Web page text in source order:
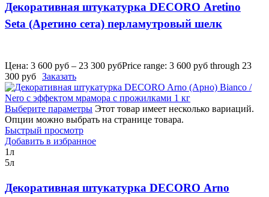
Декоративная штукатурка DECORO Aretino
Seta (Аретино сета) перламутровый шелк
Цена: 3 600 руб – 23 300 рубPrice range: 3 600 руб through 23
300 руб Заказать
Выберите параметры Этот товар имеет несколько вариаций.
Опции можно выбрать на странице товара.
Быстрый просмотр
Добавить в избранное
1л
5л
Декоративная штукатурка DECORO Arno